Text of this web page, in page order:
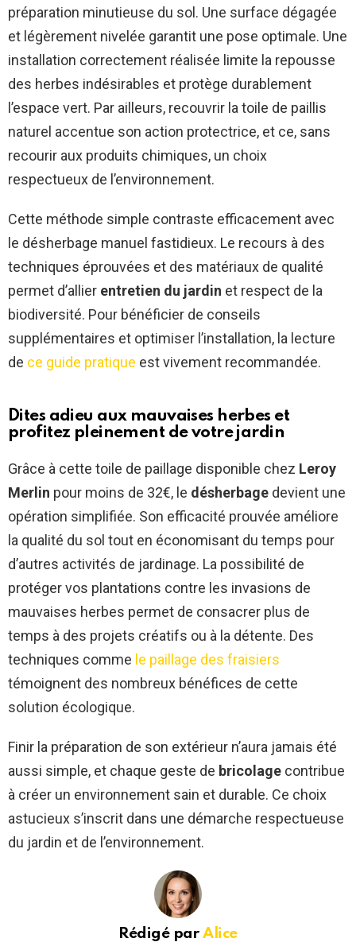
préparation minutieuse du sol. Une surface dégagée
et légèrement nivelée garantit une pose optimale. Une
installation correctement réalisée limite la repousse
des herbes indésirables et protège durablement
l’espace vert. Par ailleurs, recouvrir la toile de paillis
naturel accentue son action protectrice, et ce, sans
recourir aux produits chimiques, un choix
respectueux de l’environnement.
Cette méthode simple contraste efficacement avec
le désherbage manuel fastidieux. Le recours à des
techniques éprouvées et des matériaux de qualité
permet d’allier entretien du jardin et respect de la
biodiversité. Pour bénéficier de conseils
supplémentaires et optimiser l’installation, la lecture
de ce guide pratique est vivement recommandée.
Dites adieu aux mauvaises herbes et
profitez pleinement de votre jardin
Grâce à cette toile de paillage disponible chez Leroy
Merlin pour moins de 32€, le désherbage devient une
opération simplifiée. Son efficacité prouvée améliore
la qualité du sol tout en économisant du temps pour
d’autres activités de jardinage. La possibilité de
protéger vos plantations contre les invasions de
mauvaises herbes permet de consacrer plus de
temps à des projets créatifs ou à la détente. Des
techniques comme le paillage des fraisiers
témoignent des nombreux bénéfices de cette
solution écologique.
Finir la préparation de son extérieur n’aura jamais été
aussi simple, et chaque geste de bricolage contribue
à créer un environnement sain et durable. Ce choix
astucieux s’inscrit dans une démarche respectueuse
du jardin et de l’environnement.
Rédigé parAlice